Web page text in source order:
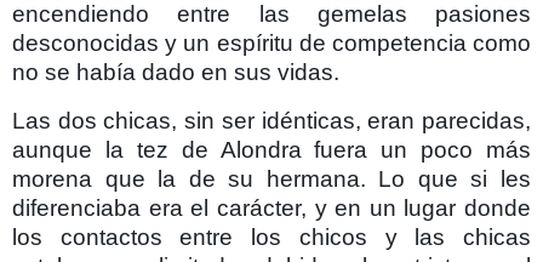
encendiendo entre las gemelas pasiones
desconocidas y un espíritu de competencia como
no se había dado en sus vidas.
Las dos chicas, sin ser idénticas, eran parecidas,
aunque la tez de Alondra fuera un poco más
morena que la de su hermana. Lo que si les
diferenciaba era el carácter, y en un lugar donde
los contactos entre los chicos y las chicas